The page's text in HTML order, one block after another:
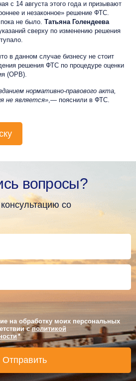
с 14 августа этого года и призывают
и незаконное» решение ФТС.
не было. Татьяна Голендеева
сверху по изменению решения
в данном случае бизнесу не стоит
решения ФТС по процедуре оценки
(ОРВ).
нормативно-правового акта,
не является» ,— пояснили в ФТС.
вопросы?
со
на обработку моих персональных
сполитикой
*